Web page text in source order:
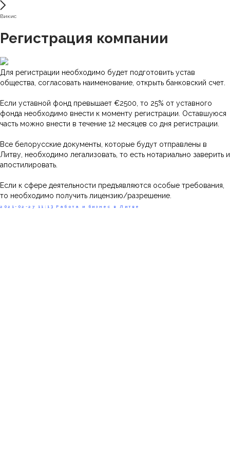
Викис
Регистрация компании
Для регистрации необходимо будет подготовить устав
общества, согласовать наименование, открыть банковский счет.
Если уставной фонд превышает €2500, то 25% от уставного
фонда необходимо внести к моменту регистрации. Оставшуюся
часть можно внести в течение 12 месяцев со дня регистрации.
Все белорусские документы, которые будут отправлены в
Литву, необходимо легализовать, то есть нотариально заверить и
апостилировать.
Если к сфере деятельности предъявляются особые требования,
то необходимо получить лицензию/разрешение.
2021-02-27 11:13 Работа и бизнес в Литве